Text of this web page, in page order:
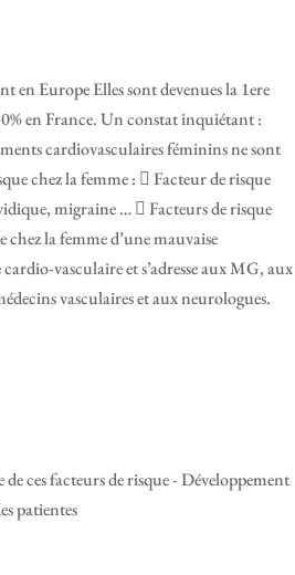
en Europe Elles sont devenues la 1ere
en France. Un constat inquiétant :
cardiovasculaires féminins ne sont
chez la femme :  Facteur de risque
migraine …  Facteurs de risque
chez la femme d’une mauvaise
vasculaire et s’adresse aux MG, aux
vasculaires et aux neurologues.
ces facteurs de risque - Développement
patientes